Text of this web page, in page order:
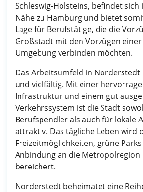
Schleswig-Holsteins, befindet
Nähe zu Hamburg und bietet
Lage für Berufstätige, die die
Großstadt mit den Vorzügen
Umgebung verbinden möchten.
Das Arbeitsumfeld in Norderstedt
und vielfältig. Mit einer
Infrastruktur und einem gut
Verkehrssystem ist die Stadt
Berufspendler als auch für lokale
attraktiv. Das tägliche Leben wird
Freizeitmöglichkeiten, grüne
Anbindung an die Metropolregion
bereichert.
Norderstedt beheimatet eine